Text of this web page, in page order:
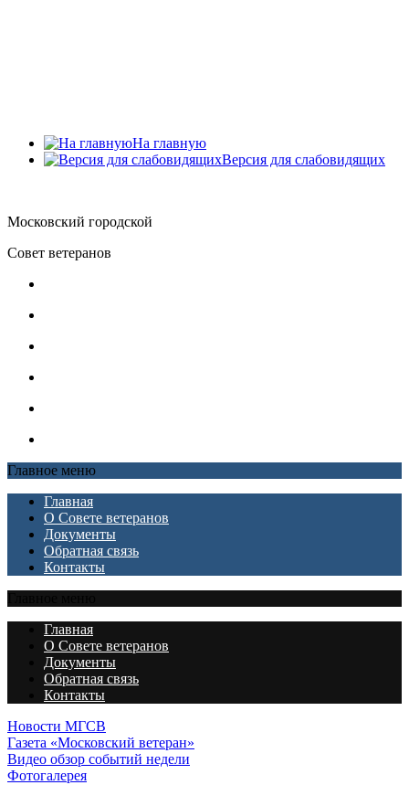
На главную
Версия для слабовидящих
Московский городской
Совет ветеранов
Главное меню
Главная
О Совете ветеранов
Документы
Обратная связь
Контакты
Главная
О Совете ветеранов
Документы
Обратная связь
Контакты
Новости МГСВ
Газета «Московский ветеран»
Видео обзор событий недели
Фотогалерея